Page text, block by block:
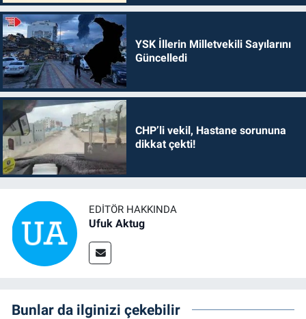
YSK İllerin Milletvekili Sayılarını
Güncelledi
CHP’li vekil, Hastane sorununa
dikkat çekti!
EDITÖR HAKKINDA
Ufuk Aktug
Bunlar da ilginizi çekebilir